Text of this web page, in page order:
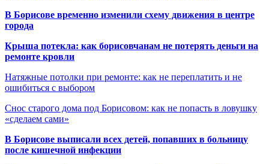
В Борисове временно изменили схему движения в центре
города
Крыша потекла: как борисовчанам не потерять деньги на
ремонте кровли
Натяжные потолки при ремонте: как не переплатить и не
ошибиться с выбором
Снос старого дома под Борисовом: как не попасть в ловушку
«сделаем сами»
В Борисове выписали всех детей, попавших в больницу
после кишечной инфекции